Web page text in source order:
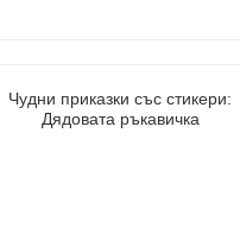
Чудни приказки със стикери:
Дядовата ръкавичка